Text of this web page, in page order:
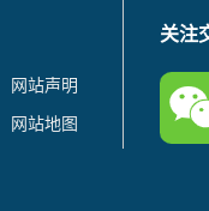
网站声明
网站地图
关注